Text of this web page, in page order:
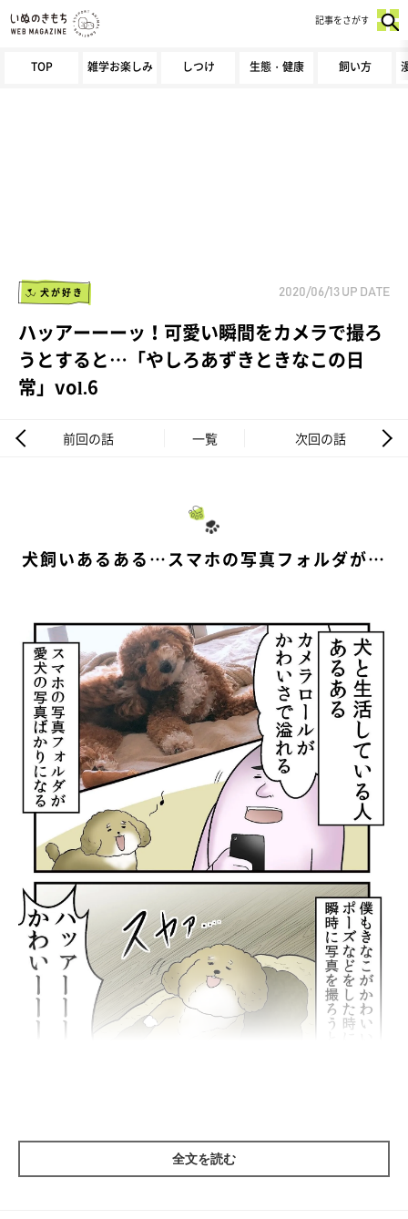
TOP 雑学お楽しみ しつけ 生態・健康 飼い方
記事をさがす
犬が好き 2020/06/13 UP DATE
ハッアーーーッ！可愛い瞬間をカメラで撮ろ
うとすると…「やしろあずきときなこの日
常」vol.6
前回の話 一覧 次回の話
犬飼いあるある…スマホの写真フォルダが…
全文を読む